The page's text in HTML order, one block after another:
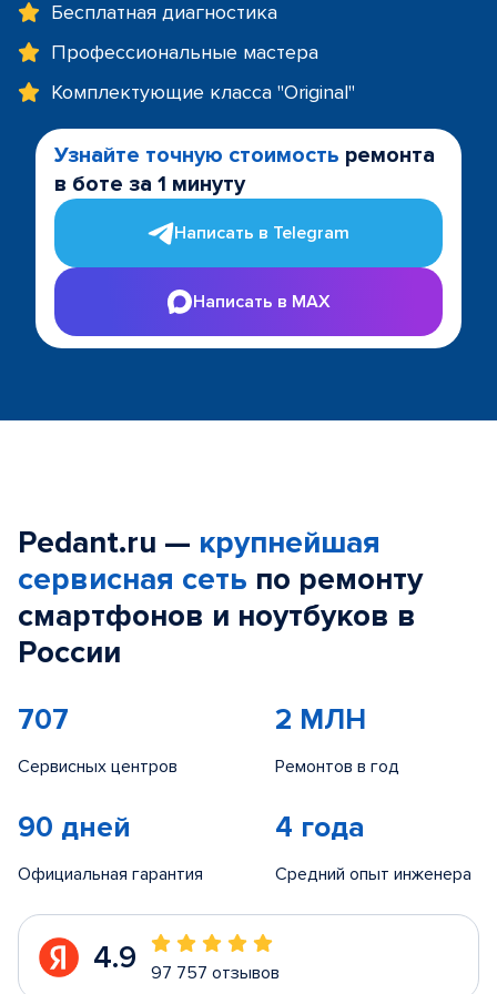
Бесплатная диагностика
Профессиональные мастера
Комплектующие класса "Original"
Узнайте точную стоимость ремонта
в боте за 1 минуту
Написать в Telegram
Написать в MAX
Pedant.ru — крупнейшая
сервисная сеть по ремонту
смартфонов и ноутбуков в
России
707
Сервисных центров
2 МЛН
Ремонтов в год
90 дней
Официальная гарантия
4 года
Средний опыт инженера
4.9 97 757 отзывов